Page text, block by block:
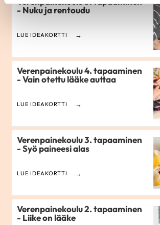
- Nuku ja rentoudu
LUE IDEAKORTTI
Verenpainekoulu 4. tapaaminen
- Vain otettu lääke auttaa
LUE IDEAKORTTI
Verenpainekoulu 3. tapaaminen
- Syö paineesi alas
LUE IDEAKORTTI
Verenpainekoulu 2. tapaaminen
- Liike on lääke